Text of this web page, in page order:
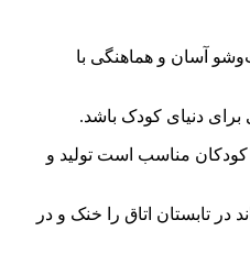
آسان و هماهنگی با
دنیای کودک باشد.
مناسب است تولید و
در تابستان اتاق را خنک و در